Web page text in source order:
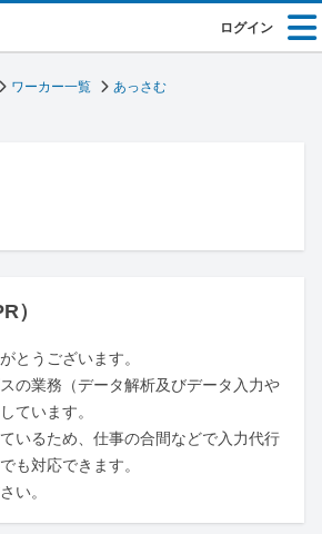
ログイン
ワーカー一覧 あっさむ
）
とうございます。
の業務（データ解析及びデータ入力や
ています。
いるため、仕事の合間などで入力代行
も対応できます。
い。